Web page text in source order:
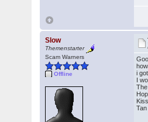
Slow
Themenstarter
Scam Warners
Offline
i
I
Tan